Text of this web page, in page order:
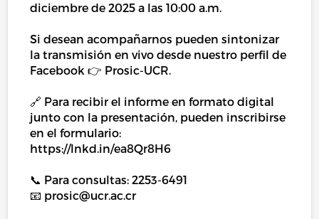
diciembre de 2025 a las 10:00 a.m.
Si desean acompañarnos pueden sintonizar
la transmisión en vivo desde nuestro perfil de
Facebook 👉 Prosic-UCR.
🔗 Para recibir el informe en formato digital
junto con la presentación, pueden inscribirse
en el formulario:
https://lnkd.in/ea8Qr8H6
📞 Para consultas: 2253-6491
📧 prosic@ucr.ac.cr